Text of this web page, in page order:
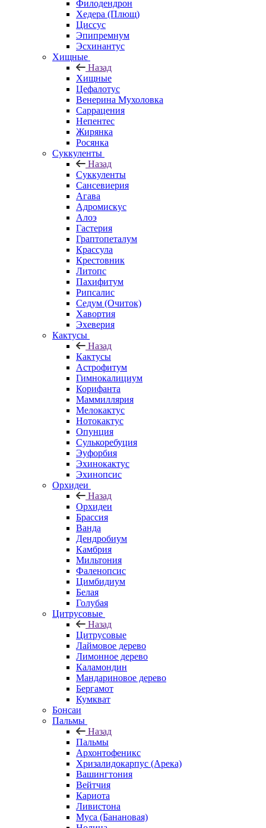
Филодендрон
Хедера (Плющ)
Циссус
Эпипремнум
Эсхинантус
Хищные
Назад
Хищные
Цефалотус
Венерина Мухоловка
Саррацения
Непентес
Жирянка
Росянка
Суккуленты
Назад
Суккуленты
Сансевиерия
Агава
Адромискус
Алоэ
Гастерия
Граптопеталум
Крассула
Крестовник
Литопс
Пахифитум
Рипсалис
Седум (Очиток)
Хавортия
Эхеверия
Кактусы
Назад
Кактусы
Астрофитум
Гимнокалициум
Корифанта
Маммиллярия
Мелокактус
Нотокактус
Опунция
Сулькоребуция
Эуфорбия
Эхинокактус
Эхинопсис
Орхидеи
Назад
Орхидеи
Брассия
Ванда
Дендробиум
Камбрия
Мильтония
Фаленопсис
Цимбидиум
Белая
Голубая
Цитрусовые
Назад
Цитрусовые
Лаймовое дерево
Лимонное дерево
Каламондин
Мандариновое дерево
Бергамот
Кумкват
Бонсаи
Пальмы
Назад
Пальмы
Архонтофеникс
Хризалидокарпус (Арека)
Вашингтония
Вейтчия
Кариота
Ливистона
Муса (Банановая)